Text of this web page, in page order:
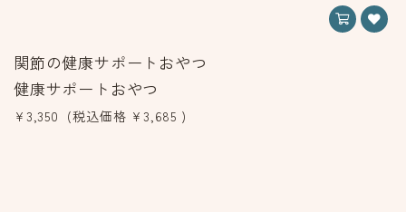
関節の健康サポートおやつ
健康サポートおやつ
¥3,350 (税込価格 ¥3,685 )